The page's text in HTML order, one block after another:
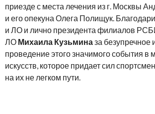
приезде с места лечения из г. Москвы
и его опекуна Олега Полищук.
и ЛО и лично президента филиалов
ЛО Михаила Кузьминаза безупречное
проведение этого значимого события в
искусств, которое придает сил
на их не легком пути.